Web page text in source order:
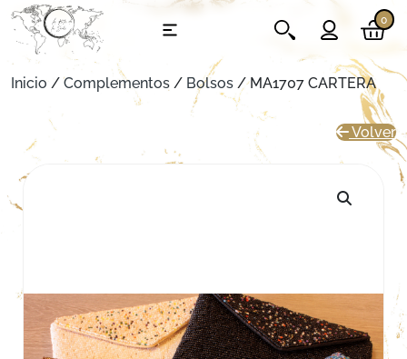
0
Inicio / Complementos / Bolsos / MA1707 CARTERA
Volver